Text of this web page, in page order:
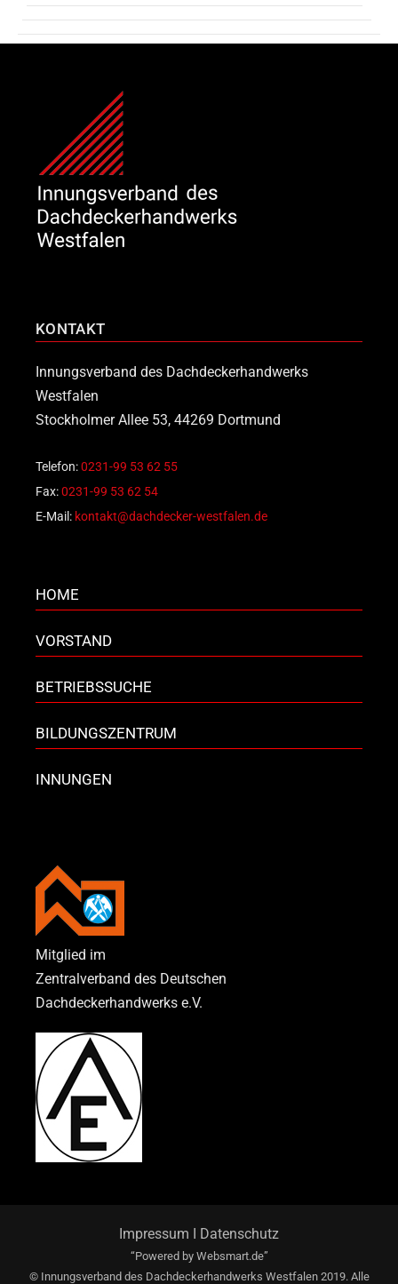
KONTAKT
Innungsverband des Dachdeckerhandwerks
Westfalen
Stockholmer Allee 53, 44269 Dortmund
Telefon:0231-99 53 62 55
Fax:0231-99 53 62 54
E-Mail: kontakt@dachdecker-westfalen.de
HOME
VORSTAND
BETRIEBSSUCHE
BILDUNGSZENTRUM
INNUNGEN
Mitglied im
Zentralverband des Deutschen
Dachdeckerhandwerks e.V.
© Innungsverband des Dachdeckerhandwerks Westfalen 2019. Alle
Impressum I Datenschutz
“Powered by Websmart.de”